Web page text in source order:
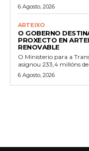
6 Agosto, 2026
ARTEIXO
O GOBERNO
PROXECTO EN
RENOVABLE
O Ministerio para a
asignou 233,4 millóns de...
6 Agosto, 2026